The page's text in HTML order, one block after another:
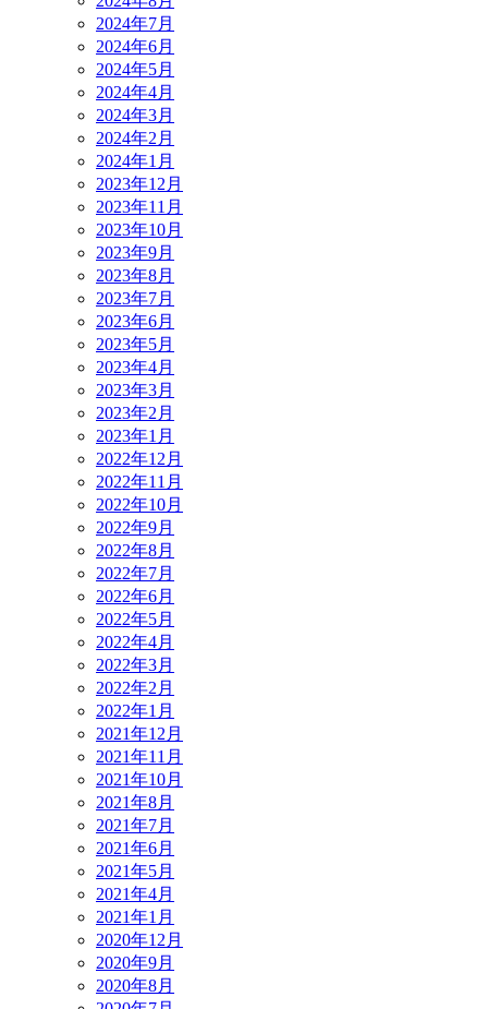
2024年7月
2024年6月
2024年5月
2024年4月
2024年3月
2024年2月
2024年1月
2023年12月
2023年11月
2023年10月
2023年9月
2023年8月
2023年7月
2023年6月
2023年5月
2023年4月
2023年3月
2023年2月
2023年1月
2022年12月
2022年11月
2022年10月
2022年9月
2022年8月
2022年7月
2022年6月
2022年5月
2022年4月
2022年3月
2022年2月
2022年1月
2021年12月
2021年11月
2021年10月
2021年8月
2021年7月
2021年6月
2021年5月
2021年4月
2021年1月
2020年12月
2020年9月
2020年8月